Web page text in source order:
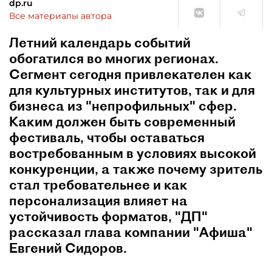
dp.ru
Все материалы автора
Летний календарь событий
обогатился во многих регионах.
Сегмент сегодня привлекателен как
для культурных институтов, так и для
бизнеса из "непрофильных" сфер.
Каким должен быть современный
фестиваль, чтобы оставаться
востребованным в условиях высокой
конкуренции, а также почему зритель
стал требовательнее и как
персонализация влияет на
устойчивость форматов, "ДП"
рассказал глава компании "Афиша"
Евгений Сидоров.